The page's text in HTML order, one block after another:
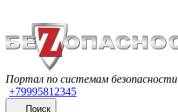
Портал по системам безопасности
+79995812345
Поиск